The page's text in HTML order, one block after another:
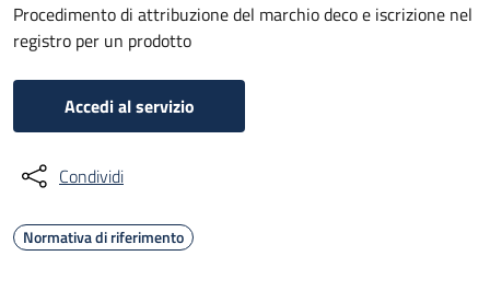
Procedimento di attribuzione del marchio deco e iscrizione nel
registro per un prodotto
Accedi al servizio
Condividi
Normativa di riferimento